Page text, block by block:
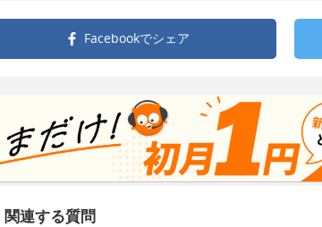
Facebookでシェア
関連する質問